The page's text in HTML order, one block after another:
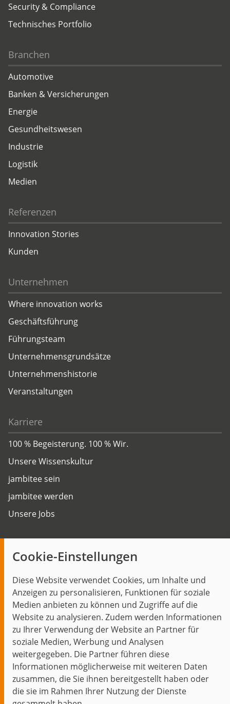
Cookie-Einstellungen
Diese Website verwendet Cookies, um Inhalte und
Anzeigen zu personalisieren, Funktionen für soziale
Medien anbieten zu können und Zugriffe auf die
Website zu analysieren. Zudem werden Informationen
zu Ihrer Verwendung der Website an Partner für
soziale Medien, Werbung und Analysen
weitergegeben. Die Partner führen diese
Informationen möglicherweise mit weiteren Daten
zusammen, die Sie ihnen bereitgestellt haben oder
die sie im Rahmen Ihrer Nutzung der Dienste
Security & Compliance
Technisches Portfolio
Branchen
Automotive
Banken & Versicherungen
Energie
Gesundheitswesen
Industrie
Logistik
Medien
Referenzen
Innovation Stories
Kunden
Unternehmen
Where innovation works
Geschäftsführung
Führungsteam
Unternehmensgrundsätze
Unternehmenshistorie
Veranstaltungen
Karriere
100 % Begeisterung. 100 % Wir.
Unsere Wissenskultur
jambitee sein
jambitee werden
Unsere Jobs
Themen im Fokus
Events
Start Datenschutz Impressum
Kontakt
jambit auf instagramjambit auf kununujambit auf linkedin